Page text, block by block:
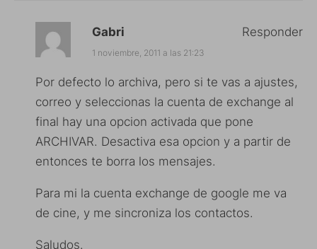
Gabri
1 noviembre, 2011 a las 21:23
Por defecto lo archiva, pero si te vas a ajustes,
correo y seleccionas la cuenta de exchange al
final hay una opcion activada que pone
ARCHIVAR. Desactiva esa opcion y a partir de
entonces te borra los mensajes.
Para mi la cuenta exchange de google me va
de cine, y me sincroniza los contactos.
Saludos.
Responder